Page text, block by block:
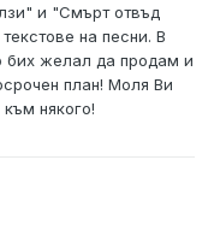
и "Смърт отвъд
на песни. В
бих желал да продам и
план! Моля Ви
някого!